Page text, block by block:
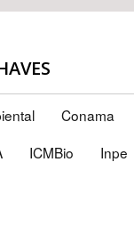
Conama
ICMBio Inpe